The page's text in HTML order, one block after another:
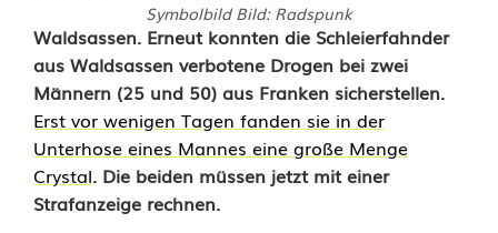
Symbolbild Bild: Radspunk
D
u
o
a
u
Waldsassen. Erneut konnten die Schleierfahnder
aus Waldsassen verbotene Drogen bei zwei
Männern (25 und 50) aus Franken sicherstellen.
Erst vor wenigen Tagen fanden sie in der
Unterhose eines Mannes eine große Menge
Crystal. Die beiden müssen jetzt mit einer
Strafanzeige rechnen.